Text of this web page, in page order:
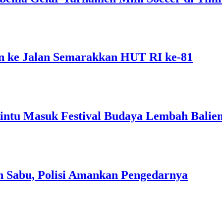
Jalan Semarakkan HUT RI ke-81
Masuk Festival Budaya Lembah
Polisi Amankan Pengedarnya